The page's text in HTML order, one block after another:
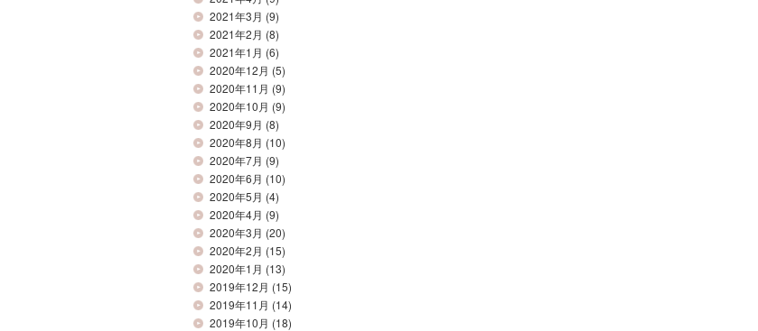
2021年3月 (9)
2021年2月 (8)
2021年1月 (6)
2020年12月 (5)
2020年11月 (9)
2020年10月 (9)
2020年9月 (8)
2020年8月 (10)
2020年7月 (9)
2020年6月 (10)
2020年5月 (4)
2020年4月 (9)
2020年3月 (20)
2020年2月 (15)
2020年1月 (13)
2019年12月 (15)
2019年11月 (14)
2019年10月 (18)